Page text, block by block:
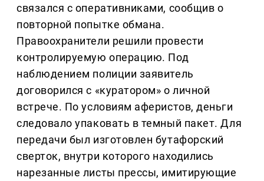
связался с оперативниками, сообщив о
повторной попытке обмана.
Правоохранители решили провести
контролируемую операцию. Под
наблюдением полиции заявитель
договорился с «куратором» о личной
встрече. По условиям аферистов, деньги
следовало упаковать в темный пакет. Для
передачи был изготовлен бутафорский
сверток, внутри которого находились
нарезанные листы прессы, имитирующие